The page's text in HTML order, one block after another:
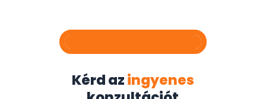
Kérd azingyenes